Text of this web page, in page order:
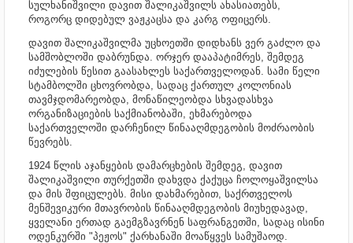
სულხანიშვილი დავით შალიკაშვილს ახასიათებს,
როგორც დიდებულ ვაჟკაცსა და კარგ ოფიცერს.
დავით შალიკაშვილმა უცხოეთში დიდხანს ვერ გაძლო და
სამშობლოში დაბრუნდა. ორჯერ დააპატიმრეს, შემდეგ
იძულების წესით გაასახლეს საქართველოდან. სამი წელი
სტამბოლში ცხოვრობდა, სადაც ქართულ კოლონიას
თავმჯდომარეობდა, მონაწილეობდა სხვადასხვა
ორგანიზაციების საქმიანობაში, ეხმარებოდა
საქართველოში დარჩენილ წინააღმდეგობის მოძრაობის
წევრებს.
1924 წლის აჯანყების დამარცხების შემდეგ, დავით
შალიკაშვილი თურქეთში დახვდა ქაქუცა ჩოლოყაშვილსა
და მის შფიცულებს. მისი დახმარებით, საქრთველოს
მენშევიკური მთავრობის წინააღმდეგობის მიუხედავად,
ყველანი ერთად გაემგზავრნენ საფრანგეთში, სადაც ისინი
ოდენკურში "პეჟოს" ქარხანაში მოაწყვეს სამუშაოდ.